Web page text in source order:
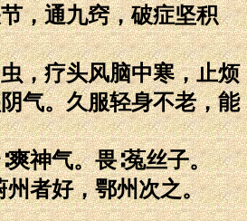
，通九窍，破症坚积
，疗头风脑中寒，止烦
气。久服轻身不老，能
爽神气。畏∶菟丝子。
州者好，鄂州次之。